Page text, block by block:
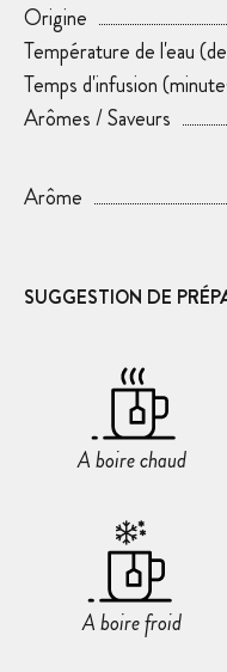
Origine
Température de l'eau
Temps d'infusion
Arômes / Saveurs
Arôme
SUGGESTION DE
A boire chaud
A boire froid